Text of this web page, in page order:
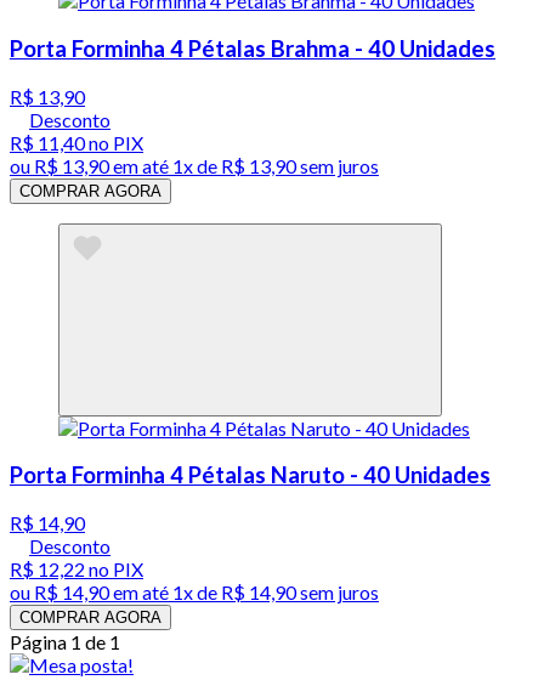
Porta Forminha 4 Pétalas Brahma - 40 Unidades
R$ 13,90
Desconto
R$ 11,40no PIX
ou R$ 13,90em até 1x de R$ 13,90sem juros
COMPRAR AGORA
Porta Forminha 4 Pétalas Naruto - 40 Unidades
R$ 14,90
Desconto
R$ 12,22 no PIX
ou R$ 14,90em até 1x de R$ 14,90sem juros
COMPRAR AGORA
Página 1 de 1